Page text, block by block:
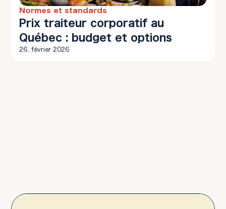
10 min à lire
Normes et standards
Prix traiteur corporatif au
Québec : budget et options
26, février 2026